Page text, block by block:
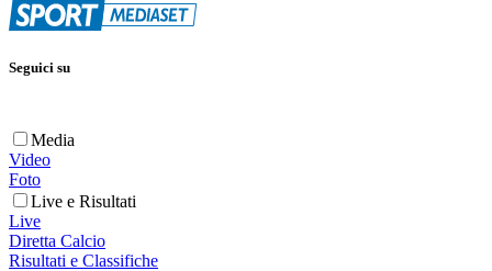
Seguici su
Media
Video
Foto
Live e Risultati
Live
Diretta Calcio
Risultati e Classifiche